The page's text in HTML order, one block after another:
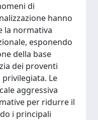
di
hanno
la normativa
esponendo
della base
dei proventi
Le
aggressiva
per ridurre il
i principali